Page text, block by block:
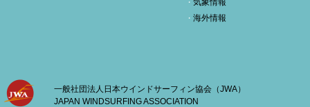
気象情報
海外情報
一般社団法人日本ウインドサーフィン協会（JWA）
JAPAN WINDSURFING ASSOCIATION